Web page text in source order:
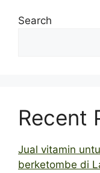
Search
Recent
Jual vitamin
berketombe di